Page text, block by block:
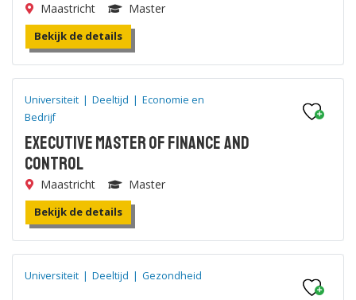
Maastricht Master
Bekijk de details
Universiteit | Deeltijd | Economie en
Bedrijf
Executive Master of Finance and
Control
Maastricht Master
Bekijk de details
Universiteit | Deeltijd | Gezondheid